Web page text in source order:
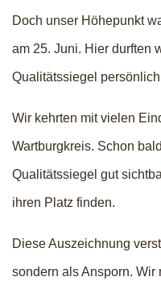
Doch unser Höhepunkt
am 25. Juni. Hier durften
Qualitätssiegel
Wir kehrten mit vielen
Wartburgkreis. Schon
Qualitätssiegel gut
ihren Platz finden.
Diese Auszeichnung
sondern als Ansporn. Wir